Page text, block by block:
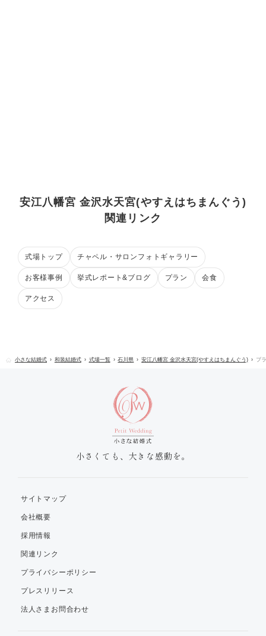
安江八幡宮 金沢水天宮(やすえはちまんぐう)
関連リンク
式場トップ チャペル・サロンフォトギャラリー
お客様事例 挙式レポート&ブログ プラン 会食
アクセス
小さな結婚式 和装結婚式 式場一覧 石川県 安江八幡宮 金沢水天宮(やすえはちまんぐう) ブ
小さくても、大きな感動を。
サイトマップ
会社概要
採用情報
関連リンク
プライバシーポリシー
プレスリリース
法人さまお問合わせ